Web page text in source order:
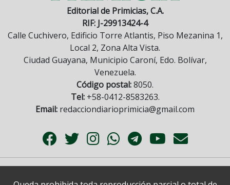
Editorial de Primicias, C.A.
RIF: J-29913424-4
Calle Cuchivero, Edificio Torre Atlantis, Piso Mezanina 1,
Local 2, Zona Alta Vista.
Ciudad Guayana, Municipio Caroní, Edo. Bolívar,
Venezuela.
Código postal:8050.
Tel:+58-0412-8583263.
Email: redacciondiarioprimicia@gmail.com